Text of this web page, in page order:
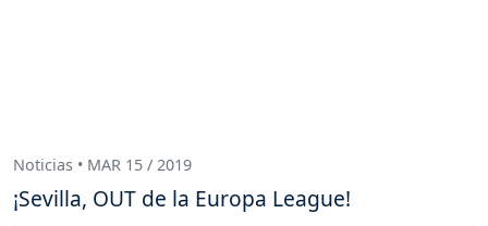
Noticias • MAR 15 / 2019
¡Sevilla, OUT de la Europa League!